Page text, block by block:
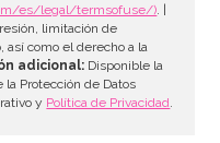
es/legal/termsofuse/). |
limitación de
así como el derecho a la
adicional: Disponible la
Protección de Datos
y Política de Privacidad.